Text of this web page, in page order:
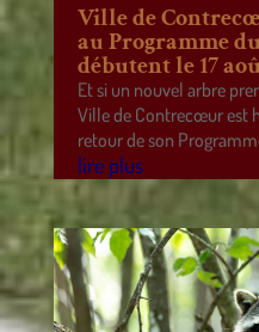
Ville de
au Programme
débutent le 17
Et si un nouvel arbre
Ville de Contrecœur est
retour de son
lire plus